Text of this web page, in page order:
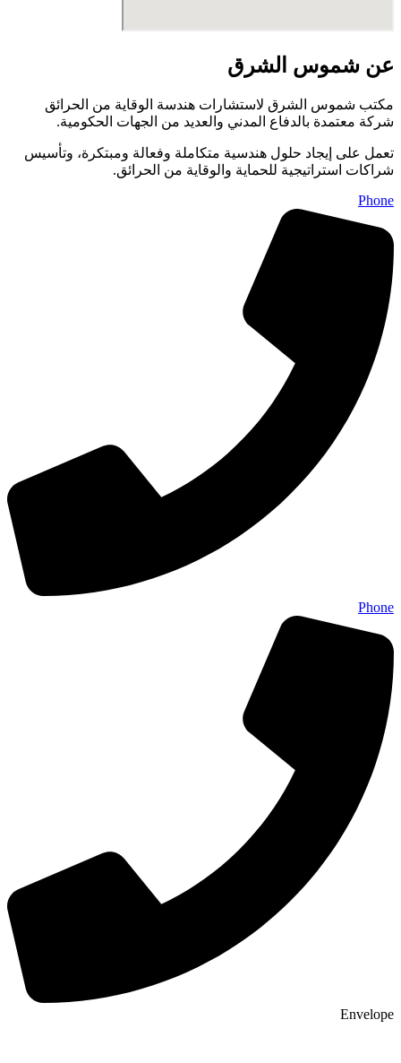
عن شموس الشرق
مكتب شموس الشرق لاستشارات هندسة الوقاية من الحرائق
شركة معتمدة بالدفاع المدني والعديد من الجهات الحكومية.
تعمل على إيجاد حلول هندسية متكاملة وفعالة ومبتكرة، وتأسيس
شراكات استراتيجية للحماية والوقاية من الحرائق.
Phone
Phone
Envelope